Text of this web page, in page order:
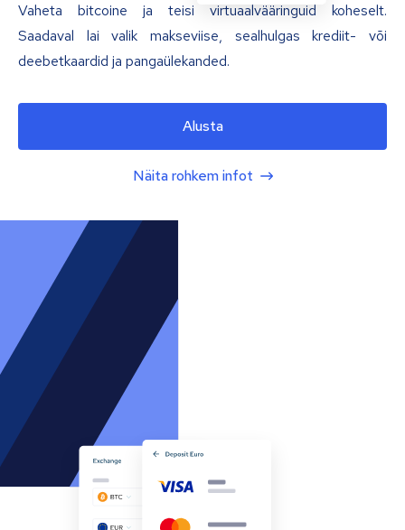
Vaheta bitcoine ja teisi virtuaalvääringuid koheselt.
Saadaval lai valik makseviise, sealhulgas krediit- või
deebetkaardid ja pangaülekanded.
Alusta
Näita rohkem infot